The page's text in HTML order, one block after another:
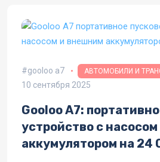
gooloo a7 АВТОМОБИЛИ И
10 сентября 2025
Gooloo A7:
устройство с
аккумулятором на 24